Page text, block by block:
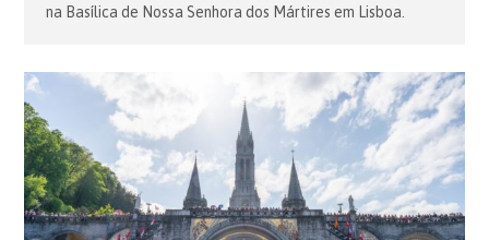
na Basílica de Nossa Senhora dos Mártires em Lisboa.
da Ordem de Malta em Portugal, o Senhor Dom Antonino
Fernandes […]